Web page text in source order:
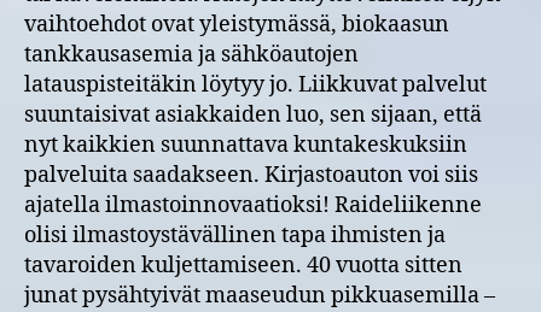
vaihtoehdot ovat yleistymässä, biokaasun
tankkausasemia ja sähköautojen
latauspisteitäkin löytyy jo. Liikkuvat palvelut
suuntaisivat asiakkaiden luo, sen sijaan, että
nyt kaikkien suunnattava kuntakeskuksiin
palveluita saadakseen. Kirjastoauton voi siis
ajatella ilmastoinnovaatioksi! Raideliikenne
olisi ilmastoystävällinen tapa ihmisten ja
tavaroiden kuljettamiseen. 40 vuotta sitten
junat pysähtyivät maaseudun pikkuasemilla –